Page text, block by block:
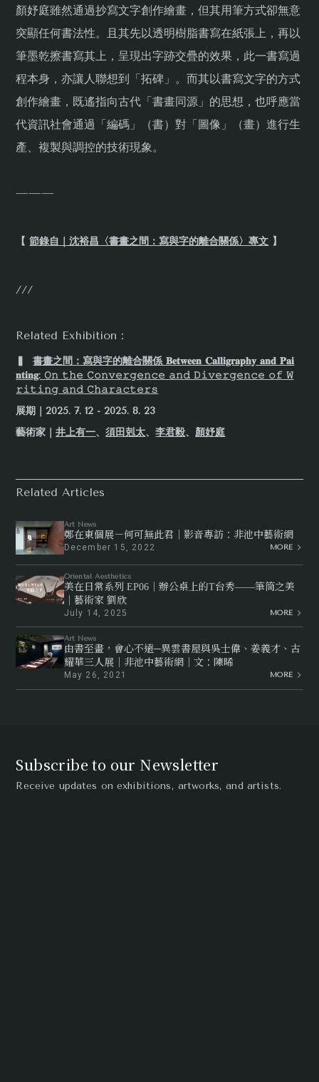
顏妤庭雖然通過抄寫文字創作繪畫，但其用筆方式卻無意
突顯任何書法性。且其先以透明樹脂書寫在紙張上，再以
筆墨乾擦書寫其上，呈現出字跡交疊的效果，此一書寫過
程本身，亦讓人聯想到「拓碑」。而其以書寫文字的方式
創作繪畫，既遙指向古代「書畫同源」的思想，也呼應當
代資訊社會通過「編碼」（書）對「圖像」（畫）進行生
產、複製與調控的技術現象。
———
【節錄自｜沈裕昌〈書畫之間：寫與字的離合關係〉專文 】
///
Related Exhibition：
▍書畫之間：寫與字的離合關係 𝐁𝐞𝐭𝐰𝐞𝐞𝐧 𝐂𝐚𝐥𝐥𝐢𝐠𝐫𝐚𝐩𝐡𝐲 𝐚𝐧𝐝 𝐏𝐚𝐢
𝐧𝐭𝐢𝐧𝐠: 𝙾𝚗 𝚝𝚑𝚎 𝙲𝚘𝚗𝚟𝚎𝚛𝚐𝚎𝚗𝚌𝚎 𝚊𝚗𝚍 𝙳𝚒𝚟𝚎𝚛𝚐𝚎𝚗𝚌𝚎 𝚘𝚏 𝚆
𝚛𝚒𝚝𝚒𝚗𝚐 𝚊𝚗𝚍 𝙲𝚑𝚊𝚛𝚊𝚌𝚝𝚎𝚛𝚜
展期｜2025. 7. 12 - 2025. 8. 23
藝術家｜井上有一、須田剋太、李君毅、 顏妤庭
Related Articles
Art News
鄭在東個展－何可無此君｜影音專訪：非池中藝術網
December 15, 2022 MORE
Oriental Aesthetics
美在日常系列 EP06｜辦公桌上的T台秀——筆筒之美
｜藝術家 劉欣
July 14, 2025 MORE
Art News
由書至畫，會心不遠─異雲書屋與吳士偉、姜義才、古
耀華三人展｜非池中藝術網｜文：陳晞
May 26, 2021 MORE
Subscribe to our Newsletter
Receive updates on exhibitions, artworks, and artists.